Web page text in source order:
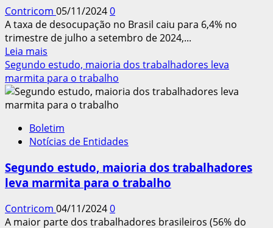
Contricom 05/11/20240
A taxa de desocupação no Brasil caiu para 6,4% no
trimestre de julho a setembro de 2024,...
Leia mais
mais
sobre
Desocupação
cai
6,4%,
mas
preocupa
Segundo estudo, maioria dos trabalhadores leva
marmita para o trabalho
Boletim
Notícias de Entidades
Segundo estudo, maioria dos trabalhadores
leva marmita para o trabalho
Contricom 04/11/20240
A maior parte dos trabalhadores brasileiros (56% do